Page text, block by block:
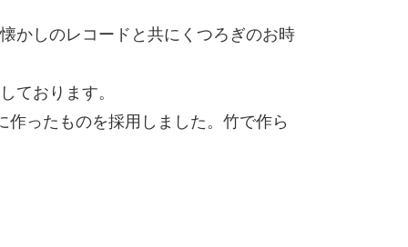
かしのレコードと共にくつろぎのお時
ております。
ったものを採用しました。竹で作ら